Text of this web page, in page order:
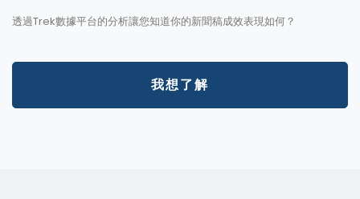
透過Trek數據平台的分析讓您知道你的新聞稿成效表現如何？
我想了解